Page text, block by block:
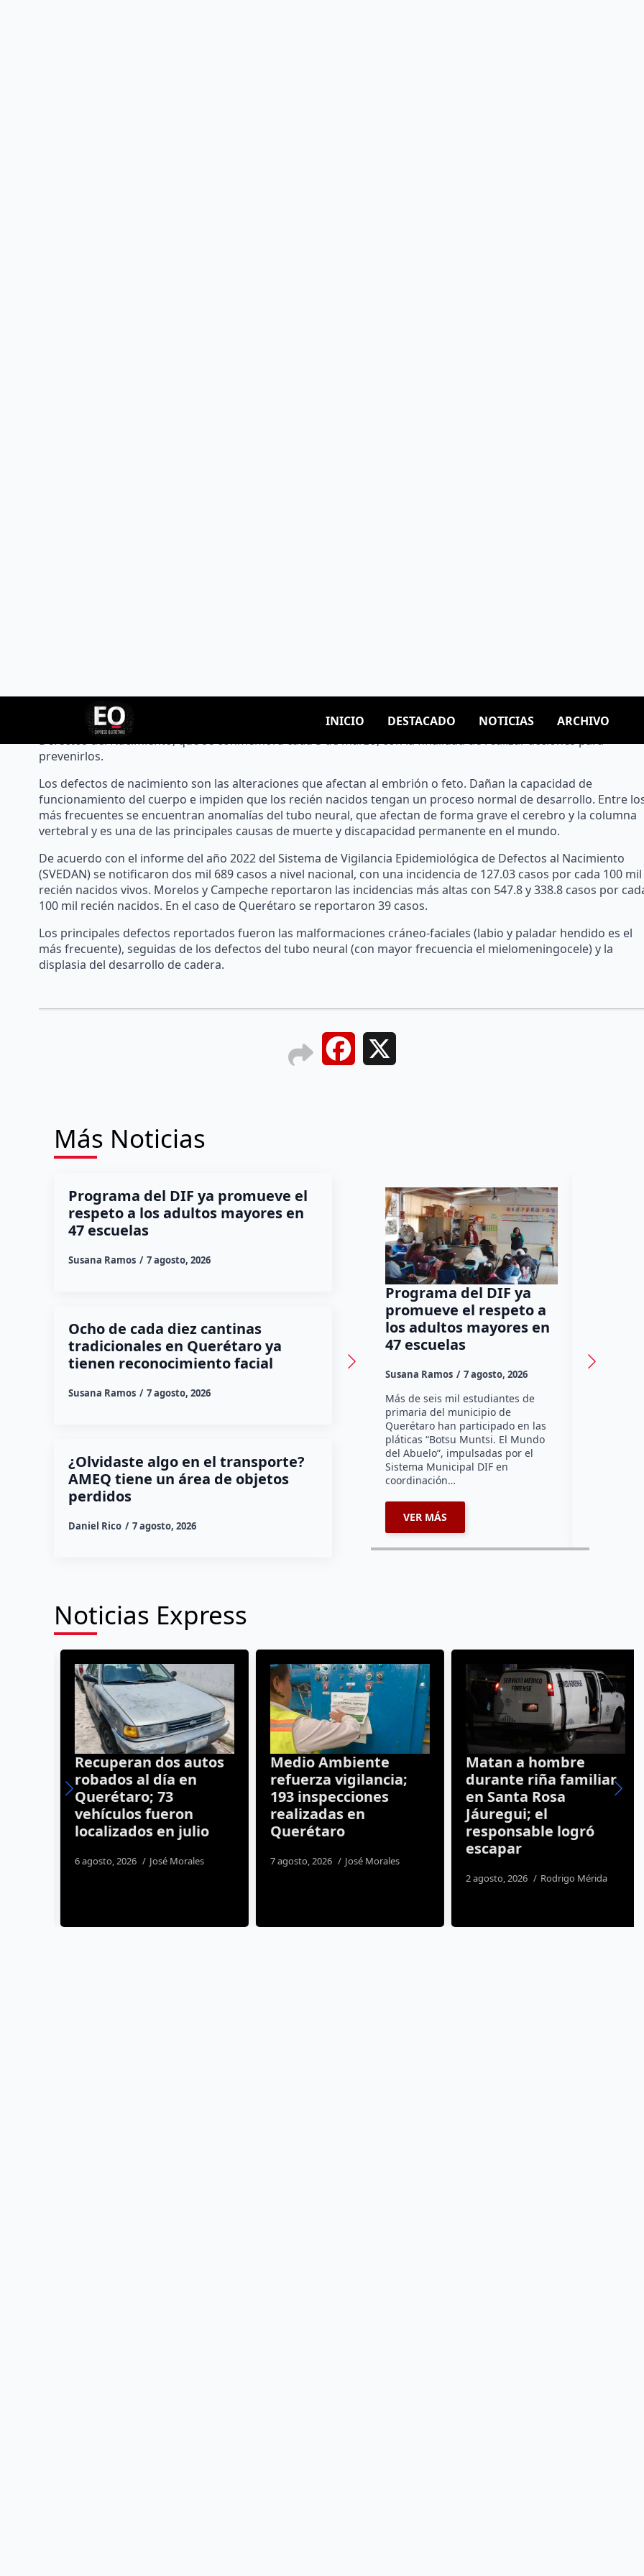
La Secretaría de Salud del estado de Querétaro (SESEQ), se suma a la conmemoración del Día Mundial de los
Defectos del Nacimiento, que se conmemora cada 3 de marzo, con la finalidad de realizar acciones para
prevenirlos.
Los defectos de nacimiento son las alteraciones que afectan al embrión o feto. Dañan la capacidad de
funcionamiento del cuerpo e impiden que los recién nacidos tengan un proceso normal de desarrollo. Entre
más frecuentes se encuentran anomalías del tubo neural, que afectan de forma grave el cerebro y la columna
vertebral y es una de las principales causas de muerte y discapacidad permanente en el mundo.
De acuerdo con el informe del año 2022 del Sistema de Vigilancia Epidemiológica de Defectos al Nacimiento
(SVEDAN) se notificaron dos mil 689 casos a nivel nacional, con una incidencia de 127.03 casos por cada 100 mil
recién nacidos vivos. Morelos y Campeche reportaron las incidencias más altas con 547.8 y 338.8 casos por
100 mil recién nacidos. En el caso de Querétaro se reportaron 39 casos.
Los principales defectos reportados fueron las malformaciones cráneo-faciales (labio y paladar hendido es el
más frecuente), seguidas de los defectos del tubo neural (con mayor frecuencia el mielomeningocele) y la
displasia del desarrollo de cadera.
Facebook
Más Noticias
Programa del DIF ya promueve el
respeto a los adultos mayores en
47 escuelas
Susana Ramos 7 agosto, 2026
Ocho de cada diez cantinas
tradicionales en Querétaro ya
tienen reconocimiento facial
Susana Ramos 7 agosto, 2026
¿Olvidaste algo en el transporte?
AMEQ tiene un área de objetos
perdidos
Daniel Rico 7 agosto, 2026
Programa del DIF ya
promueve el respeto a
los adultos mayores en
47 escuelas
Susana Ramos 7 agosto, 2026
Más de seis mil estudiantes de
primaria del municipio de
Querétaro han participado en las
pláticas “Botsu Muntsi. El Mundo
del Abuelo”, impulsadas por el
Sistema Municipal DIF en
coordinación…
VER MÁS
Noticias Express
Recuperan dos autos
robados al día en
Querétaro; 73
vehículos fueron
localizados en julio
6 agosto, 2026 José Morales
Medio Ambiente
refuerza vigilancia;
193 inspecciones
realizadas en
Querétaro
7 agosto, 2026 José Morales
Matan a hombre
durante riña familiar
en Santa Rosa
Jáuregui; el
responsable logró
escapar
2 agosto, 2026 Rodrigo Mérida